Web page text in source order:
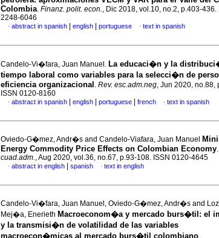
Colombia. Finanz. polit. econ., Dic 2018, vol.10, no.2, p.403-436.
2248-6046
· abstract in spanish english portuguese · text in spanish
Candelo-Vi�fara, Juan Manuel. La educaci�n y la
tiempo laboral como variables para la selecci�n de
eficiencia organizacional . Rev. esc.adm.neg, Jun 2020, no.88,
ISSN 0120-8160
· abstract in spanish english portuguese french · text in spanish
Oviedo-G�mez, Andr�s and Candelo-Viafara, Juan Manuel
Energy Commodity Price Effects on Colombian Economy.
cuad.adm., Aug 2020, vol.36, no.67, p.93-108. ISSN 0120-4645
· abstract in english spanish · text in english
Candelo-Vi�fara, Juan Manuel, Oviedo-G�mez, Andr�s and
Mej�a, Enerieth Macroeconom�a y mercado burs�til: el
y la transmisi�n de volatilidad de las variables
macroecon�micas al mercado burs�til colombiano.